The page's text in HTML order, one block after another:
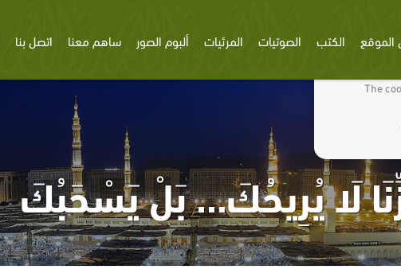
We use
The
الموقع الكتب الصوتيات المرئيات ألبوم الصور ساهم معنا اتصل بنا
لَا يُرِيحُكَ… بَلْ يَسْحَبُكَ